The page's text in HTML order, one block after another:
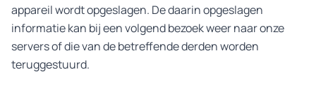
appareil wordt opgeslagen. De daarin opgeslagen
informatie kan bij een volgend bezoek weer naar onze
servers of die van de betreffende derden worden
teruggestuurd.